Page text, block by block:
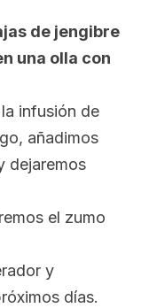
de jengibre
una olla con
infusión de
añadimos
dejaremos
el zumo
y
días.